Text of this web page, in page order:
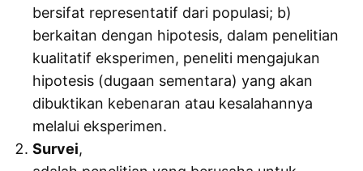
bersifat representatif dari populasi; b)
berkaitan dengan hipotesis, dalam penelitian
kualitatif eksperimen, peneliti mengajukan
hipotesis (dugaan sementara) yang akan
dibuktikan kebenaran atau kesalahannya
melalui eksperimen.
Survei,